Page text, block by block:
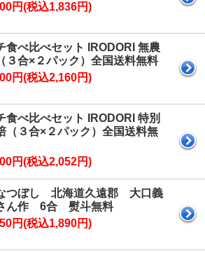
円(税込1,836円)
食べ比べセット IRODORI 無農
３合×２パック）全国送料無料
円(税込2,160円)
食べ比べセット IRODORI 特別
（３合×２パック）全国送料無
円(税込2,052円)
つぼし 北海道久遠郡 大口義
ん作 6合 熨斗無料
円(税込1,890円)